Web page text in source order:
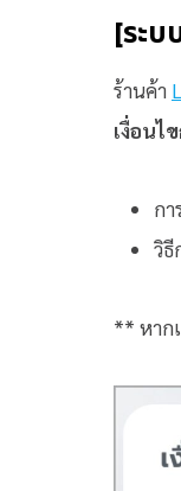
[ระบ
ร้านค้า
เงื่อนไ
กา
วิธี
** หาก